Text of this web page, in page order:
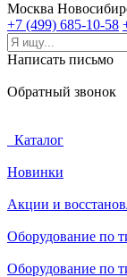
Москва
+7 (499) 685-10-58
Написать письмо
Обратный звонок
Каталог
Новинки
Акции и
Оборудование по
Оборудование по